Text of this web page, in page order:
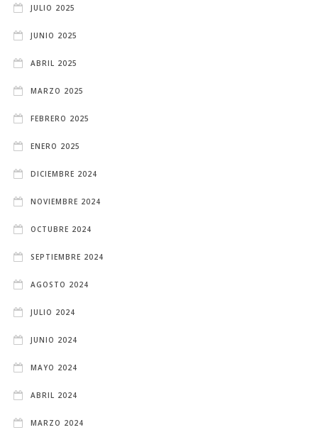
JULIO 2025
JUNIO 2025
ABRIL 2025
MARZO 2025
FEBRERO 2025
ENERO 2025
DICIEMBRE 2024
NOVIEMBRE 2024
OCTUBRE 2024
SEPTIEMBRE 2024
AGOSTO 2024
JULIO 2024
JUNIO 2024
MAYO 2024
ABRIL 2024
MARZO 2024